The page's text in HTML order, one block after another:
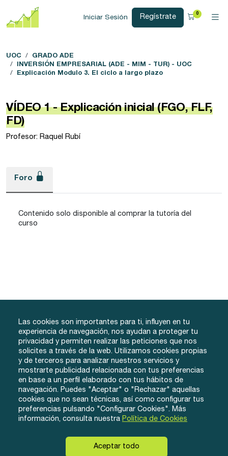
Iniciar Sesión Regístrate 0
UOC
GRADO ADE
INVERSIÓN EMPRESARIAL (ADE - MIM - TUR) - UOC
Explicación Modulo 3. El ciclo a largo plazo
VÍDEO 1 - Explicación inicial (FGO, FLF,
FD)
Profesor: Raquel Rubí
Foro
Contenido solo disponible al comprar la tutoría del
curso
info@tuacademiafacil.com
600 816 978
Grados
Método
Conócenos
Testimonios
Contacto
Iniciar Sesión
Regístrate
Las cookies son importantes para ti, influyen en tu
experiencia de navegación, nos ayudan a proteger tu
privacidad y permiten realizar las peticiones que nos
solicites a través de la web. Utilizamos cookies propias
y de terceros para analizar nuestros servicios y
mostrarte publicidad relacionada con tus preferencias
en base a un perfil elaborado con tus hábitos de
navegación. Puedes "Aceptar" o "Rechazar" aquellas
cookies que no sean técnicas, así como configurar tus
preferencias pulsando "Configurar Cookies". Más
información, consulta nuestra Política de Cookies
Aceptar todo